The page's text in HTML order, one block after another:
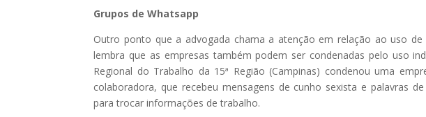
Grupos de Whatsapp
Outro ponto que a advogada chama a atenção em relação ao uso
lembra que as empresas também podem ser condenadas pelo uso
Regional do Trabalho da 15ª Região (Campinas) condenou uma
colaboradora, que recebeu mensagens de cunho sexista e palavras
para trocar informações de trabalho.